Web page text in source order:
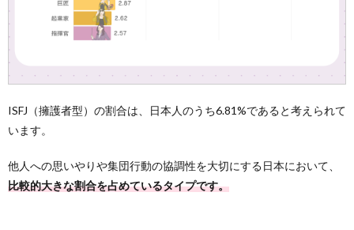
ISFJ（擁護者型）の割合は、日本人のうち6.81%であると考えられて
います。
他人への思いやりや集団行動の協調性を大切にする日本において、
比較的大きな割合を占めているタイプです。